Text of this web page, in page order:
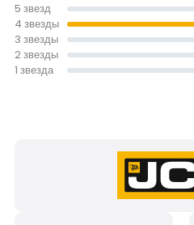
5 звезд
4 звезды
3 звезды
2 звезды
1 звезда